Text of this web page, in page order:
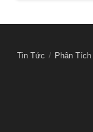
Tin Tức Phân